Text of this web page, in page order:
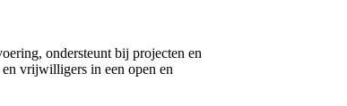
ondersteunt bij projecten en
vrijwilligers in een open en